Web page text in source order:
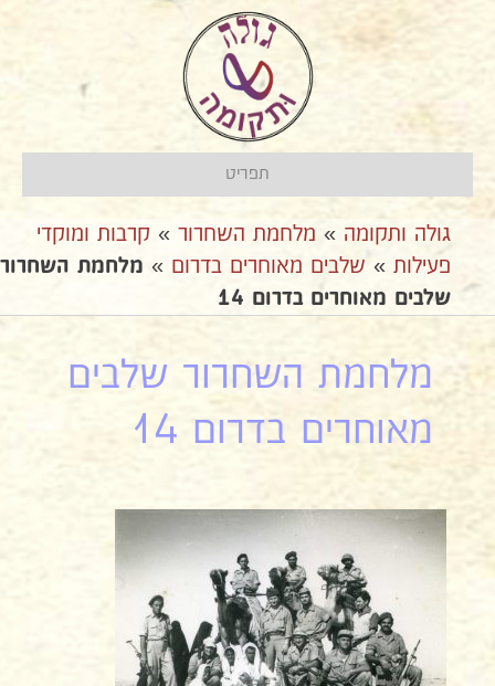
תפריט
גולה ותקומה » מלחמת השחרור » קרבות ומוקדי
פעילות » שלבים מאוחרים בדרום » מלחמת השחרור
שלבים מאוחרים בדרום 14
מלחמת השחרור שלבים
מאוחרים בדרום 14